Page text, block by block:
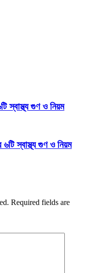
স্বাস্থ্য গুণ ও নিয়ম
৬টি স্বাস্থ্য গুণ ও নিয়ম
Required fields are